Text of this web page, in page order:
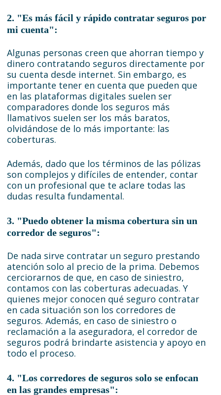
2. "Es más fácil y rápido contratar seguros por
mi cuenta":
Algunas personas creen que ahorran tiempo y
dinero contratando seguros directamente por
su cuenta desde internet. Sin embargo, es
importante tener en cuenta que pueden que
en las plataformas digitales suelen ser
comparadores donde los seguros más
llamativos suelen ser los más baratos,
olvidándose de lo más importante: las
coberturas.
Además, dado que los términos de las pólizas
son complejos y difíciles de entender, contar
con un profesional que te aclare todas las
dudas resulta fundamental.
3. "Puedo obtener la misma cobertura sin un
corredor de seguros":
De nada sirve contratar un seguro prestando
atención solo al precio de la prima. Debemos
cerciorarnos de que, en caso de siniestro,
contamos con las coberturas adecuadas. Y
quienes mejor conocen qué seguro contratar
en cada situación son los corredores de
seguros. Además, en caso de siniestro o
reclamación a la aseguradora, el corredor de
seguros podrá brindarte asistencia y apoyo en
todo el proceso.
4. "Los corredores de seguros solo se enfocan
en las grandes empresas":